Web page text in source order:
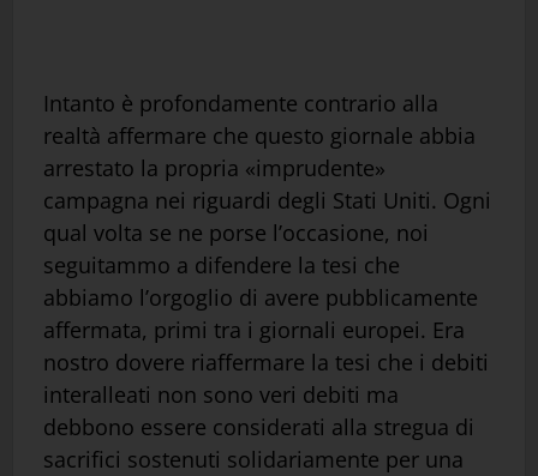
Intanto è profondamente contrario alla
realtà affermare che questo giornale abbia
arrestato la propria «imprudente»
campagna nei riguardi degli Stati Uniti. Ogni
qual volta se ne porse l’occasione, noi
seguitammo a difendere la tesi che
abbiamo l’orgoglio di avere pubblicamente
affermata, primi tra i giornali europei. Era
nostro dovere riaffermare la tesi che i debiti
interalleati non sono veri debiti ma
debbono essere considerati alla stregua di
sacrifici sostenuti solidariamente per una